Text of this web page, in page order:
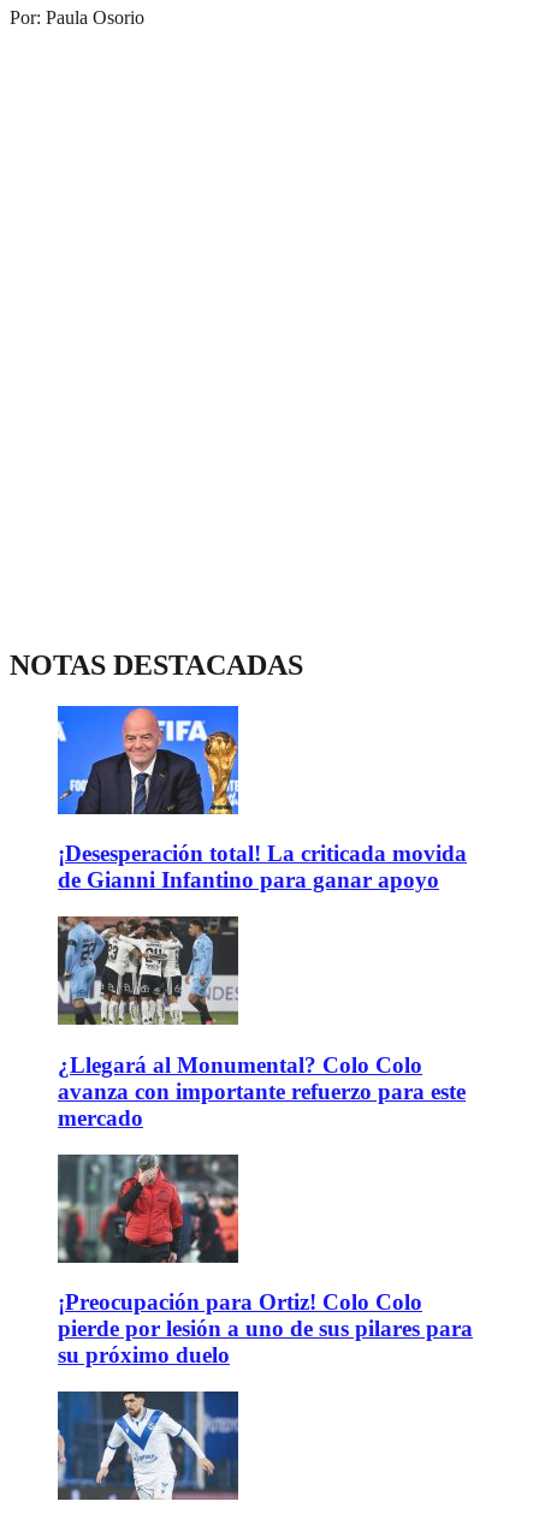
Por: Paula Osorio
NOTAS DESTACADAS
¡Desesperación total! La criticada movida
de Gianni Infantino para ganar apoyo
¿Llegará al Monumental? Colo Colo
avanza con importante refuerzo para este
mercado
¡Preocupación para Ortiz! Colo Colo
pierde por lesión a uno de sus pilares para
su próximo duelo